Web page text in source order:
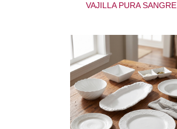
VAJILLA PURA SANGRE